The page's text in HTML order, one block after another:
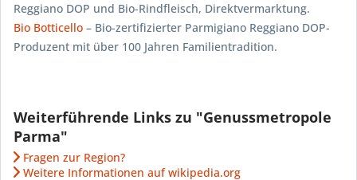
Reggiano DOP und Bio-Rindfleisch, Direktvermarktung.
Bio Botticello – Bio-zertifizierter Parmigiano Reggiano DOP-
Produzent mit über 100 Jahren Familientradition.
Weiterführende Links zu "Genussmetropole
Parma"
Fragen zur Region?
Weitere Informationen auf wikipedia.org